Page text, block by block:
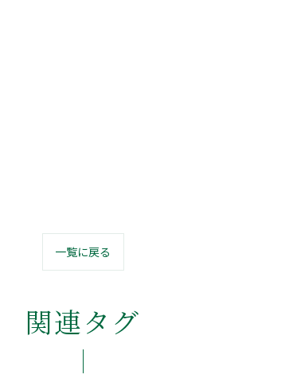
一覧に戻る
関連タグ